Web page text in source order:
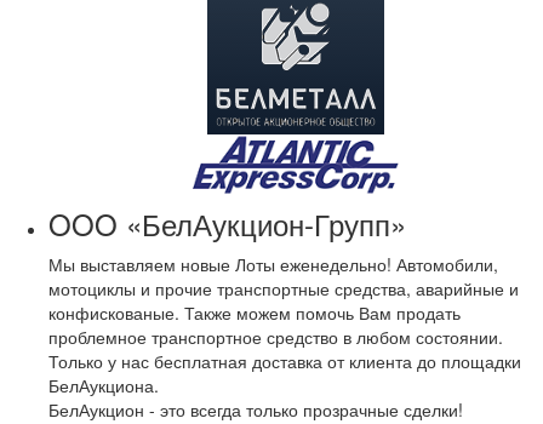
OOO «БелАукцион-Групп»
Мы выставляем новые Лоты еженедельно! Автомобили,
мотоциклы и прочие транспортные средства, аварийные и
конфискованые. Также можем помочь Вам продать
проблемное транспортное средство в любом состоянии.
Только у нас бесплатная доставка от клиента до площадки
БелАукциона.
БелАукцион - это всегда только прозрачные сделки!